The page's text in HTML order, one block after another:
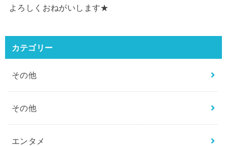
よろしくおねがいします★
カテゴリー
その他
その他
エンタメ